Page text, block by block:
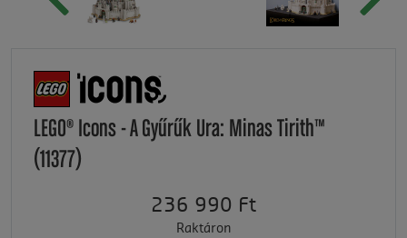
LEGO® Icons - A Gyűrűk Ura: Minas Tirith™
(11377)
236 990 Ft
Raktáron